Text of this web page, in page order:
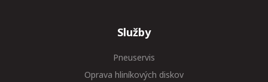
Služby
Pneuservis
Oprava hliníkových diskov